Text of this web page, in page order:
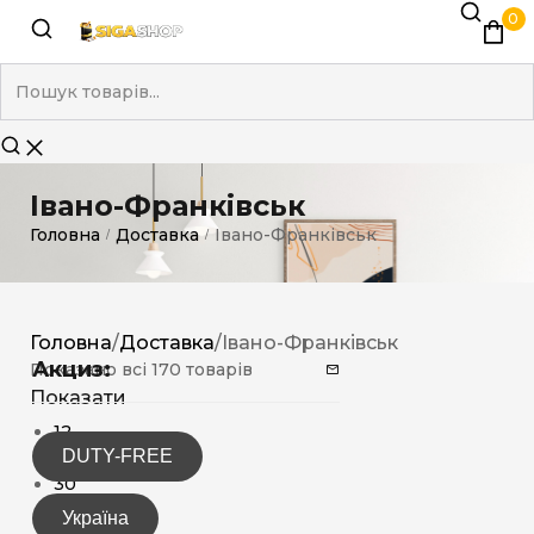
0
Івано-Франківськ
Головна / Доставка / Івано-Франківськ
Акциз:
DUTY-FREE
Україна
Головна/Доставка/ Івано-Франківськ
Показано всі 170 товарів
Показати
12
15
30